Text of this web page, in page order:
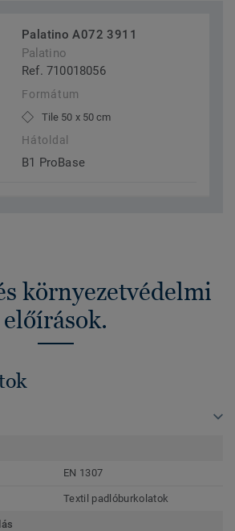
Palatino A072 3911
Palatino
Ref. 710018056
Formátum
Tile 50 x 50 cm
Hátoldal
B1 ProBase
környezetvédelmi
előírások.
EN 1307
Textil padlóburkolatok